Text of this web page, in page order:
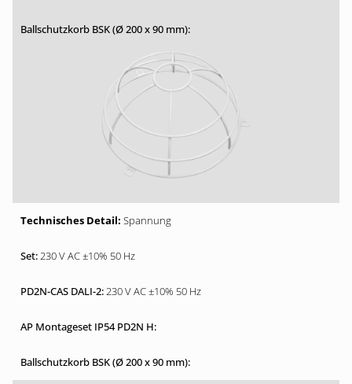
Spannung
230 V AC ±10% 50 Hz
230 V AC ±10% 50 Hz